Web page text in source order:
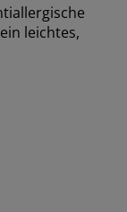
leichtes,